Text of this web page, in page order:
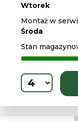
Wtorek
Montaż w
Środa
Stan